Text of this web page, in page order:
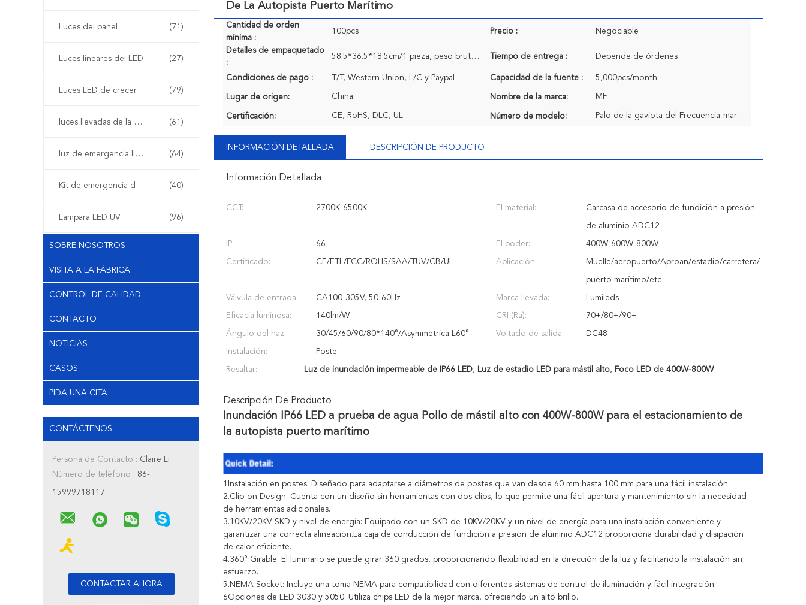
Luces del panel (71)
Luces lineares del LED (27)
Luces LED de crecer (79)
luces llevadas de la etapa (61)
luz de emergencia llevada (64)
Kit de emergencia de LED (40)
Lámpara LED UV (96)
SOBRE NOSOTROS
VISITA A LA FÁBRICA
CONTROL DE CALIDAD
CONTACTO
NOTICIAS
CASOS
PIDA UNA CITA
CONTÁCTENOS
Persona de Contacto : Claire Li
Número de teléfono : 86-
15999718117
De La Autopista Puerto Marítimo
Cantidad de orden
mínima :
100pcs Precio : Negociable
Detalles de empaquetado
:
58.5*36.5*18.5cm/1 pieza, peso bruto: 7.0Kg Tiempo de entrega : Depende de órdenes
Condiciones de pago : T/T, Western Union, L/C y Paypal Capacidad de la fuente : 5,000pcs/month
Lugar de origen: China. Nombre de la marca: MF
Certificación: CE, RoHS, DLC, UL Número de modelo: Palo de la gaviota del Frecuencia-mar alto
INFORMACIÓN DETALLADA DESCRIPCIÓN DE PRODUCTO
Información Detallada
CCT: 2700K-6500K El material: Carcasa de accesorio de fundición a presión
de aluminio ADC12
IP: 66 El poder: 400W-600W-800W
Certificado: CE/ETL/FCC/ROHS/SAA/TUV/CB/UL Aplicación: Muelle/aeropuerto/Aproan/estadio/carretera/
puerto marítimo/etc
Válvula de entrada: CA100-305V, 50-60Hz Marca llevada: Lumileds
Eficacia luminosa: 140lm/W CRI (Ra): 70+/80+/90+
Ángulo del haz: 30/45/60/90/80*140°/Asymmetrica L60° Voltado de salida: DC48
Instalación: Poste
Resaltar: Luz de inundación impermeable de IP66 LED, Luz de estadio LED para mástil alto, Foco LED de 400W-800W
Descripción De Producto
Inundación IP66 LED a prueba de agua Pollo de mástil alto con 400W-800W para el estacionamiento de
la autopista puerto marítimo
1Instalación en postes: Diseñado para adaptarse a diámetros de postes que van desde 60 mm hasta 100 mm para una fácil instalación.
2.Clip-on Design: Cuenta con un diseño sin herramientas con dos clips, lo que permite una fácil apertura y mantenimiento sin la necesidad
de herramientas adicionales.
3.10KV/20KV SKD y nivel de energía: Equipado con un SKD de 10KV/20KV y un nivel de energía para una instalación conveniente y
garantizar una correcta alineación.La caja de conducción de fundición a presión de aluminio ADC12 proporciona durabilidad y disipación
de calor eficiente.
4.360° Girable: El luminario se puede girar 360 grados, proporcionando flexibilidad en la dirección de la luz y facilitando la instalación sin
esfuerzo.
5.NEMA Socket: Incluye una toma NEMA para compatibilidad con diferentes sistemas de control de iluminación y fácil integración.
6Opciones de LED 3030 y 5050: Utiliza chips LED de la mejor marca, ofreciendo un alto brillo.